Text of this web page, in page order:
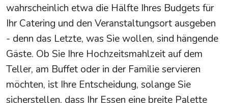
wahrscheinlich etwa die Hälfte Ihres Budgets für
Ihr Catering und den Veranstaltungsort ausgeben
- denn das Letzte, was Sie wollen, sind hängende
Gäste. Ob Sie Ihre Hochzeitsmahlzeit auf dem
Teller, am Buffet oder in der Familie servieren
möchten, ist Ihre Entscheidung, solange Sie
sicherstellen, dass Ihr Essen eine breite Palette